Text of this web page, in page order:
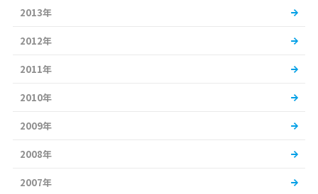
2013年
2012年
2011年
2010年
2009年
2008年
2007年